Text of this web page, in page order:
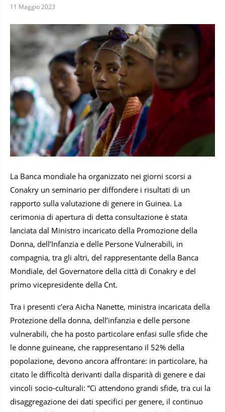
11 Maggio 2023
La Banca mondiale ha organizzato nei giorni scorsi a
Conakry un seminario per diffondere i risultati di un
rapporto sulla valutazione di genere in Guinea. La
cerimonia di apertura di detta consultazione è stata
lanciata dal Ministro incaricato della Promozione della
Donna, dell’Infanzia e delle Persone Vulnerabili, in
compagnia, tra gli altri, del rappresentante della Banca
Mondiale, del Governatore della città di Conakry e del
primo vicepresidente della Cnt.
Tra i presenti c’era Aicha Nanette, ministra incaricata della
Protezione della donna, dell’infanzia e delle persone
vulnerabili, che ha posto particolare enfasi sulle sfide che
le donne guineane, che rappresentano il 52% della
popolazione, devono ancora affrontare: in particolare, ha
citato le difficoltà derivanti dalla disparità di genere e dai
vincoli socio-culturali: “Ci attendono grandi sfide, tra cui la
disaggregazione dei dati specifici per genere, il continuo